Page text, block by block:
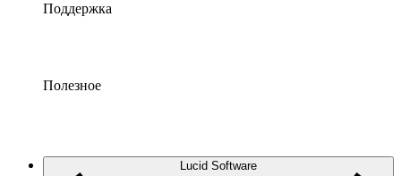
Поддержка
Полезное
Lucid Software